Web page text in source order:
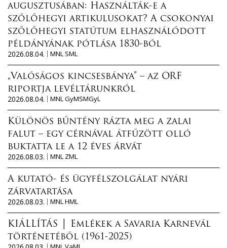
augusztusában: Használták-e a
szőlőhegyi artikulusokat? A csokonyai
szőlőhegyi statútum elhasználódott
példányának pótlása 1830-ból
2026.08.04.
MNL SML
„Valóságos kincsesbánya” – az ORF
riportja levéltárunkról
2026.08.04.
MNL GyMSMGyL
Különös bűntény rázta meg a zalai
falut – egy cérnával átfűzött olló
buktatta le a 12 éves árvát
2026.08.03.
MNL ZML
A kutató- és ügyfélszolgálat nyári
zárvatartása
2026.08.03.
MNL HML
KIÁLLÍTÁS │ Emlékek a Savaria Karnevál
történetéből (1961-2025)